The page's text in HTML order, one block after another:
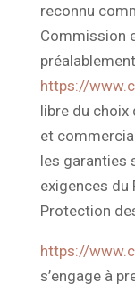
reconnu
Commission
https://
libre du
et
les garanties
exigences du
Protection
https://
s’engage à